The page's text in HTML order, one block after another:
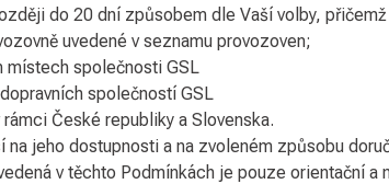
do 20 dní způsobem dle Vaší volby,
uvedené v seznamu provozoven;
místech společnosti GSL
společností GSL
České republiky a Slovenska.
na jeho dostupnosti a na zvoleném způsobu
v těchto Podmínkách je pouze orientační